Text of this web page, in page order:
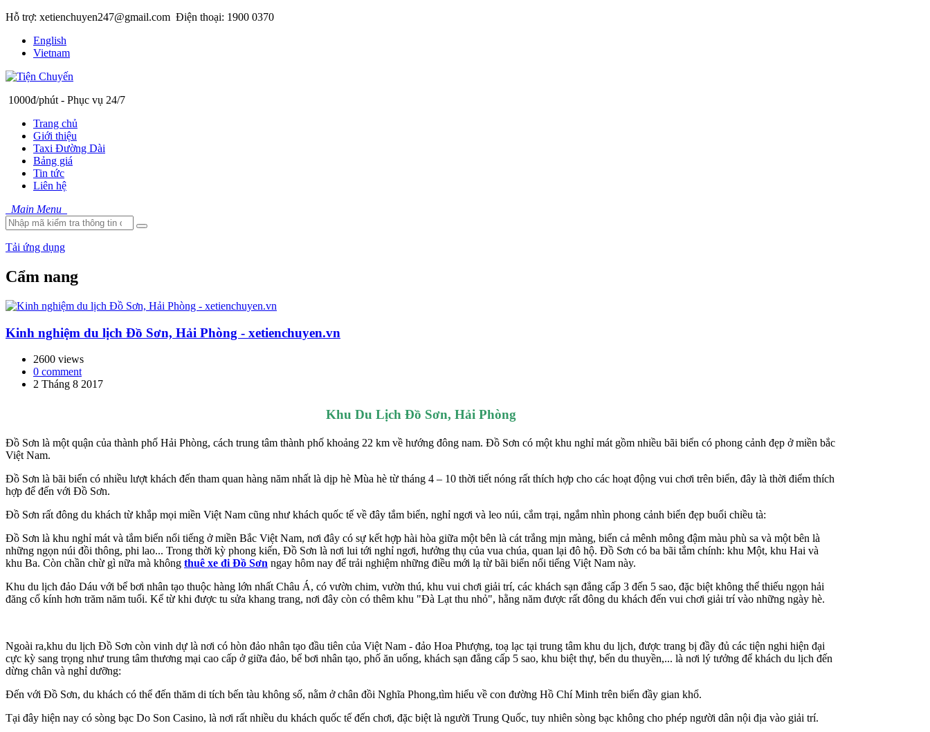
Hỗ trợ: xetienchuyen247@gmail.com Điện thoại: 1900 0370
English
Vietnam
1000đ/phút - Phục vụ 24/7
Trang chủ
Giới thiệu
Taxi Đường Dài
Bảng giá
Tin tức
Liên hệ
Main Menu
Tải ứng dụng
Cẩm nang
Kinh nghiệm du lịch Đồ Sơn, Hải Phòng - xetienchuyen.vn
2600 views
0 comment
2 Tháng 8 2017
Khu Du Lịch Đồ Sơn, Hải Phòng
Đồ Sơn là một quận của thành phố Hải Phòng, cách trung tâm thành phố khoảng 22 km về hướng đông nam. Đồ Sơn có một khu nghỉ mát gồm nhiều bãi biển có phong cảnh đẹp ở miền bắc
Việt Nam.
Đồ Sơn là bãi biển có nhiều lượt khách đến tham quan hàng năm nhất là dịp hè Mùa hè từ tháng 4 – 10 thời tiết nóng rất thích hợp cho các hoạt động vui chơi trên biển, đây là thời điểm thích
hợp để đến với Đồ Sơn.
Đồ Sơn rất đông du khách từ khắp mọi miền Việt Nam cũng như khách quốc tế về đây tắm biển, nghỉ ngơi và leo núi, cắm trại, ngắm nhìn phong cảnh biển đẹp buổi chiều tà:
Đồ Sơn là khu nghỉ mát và tắm biển nổi tiếng ở miền Bắc Việt Nam, nơi đây có sự kết hợp hài hòa giữa một bên là cát trắng mịn màng, biển cả mênh mông đậm màu phù sa và một bên là
những ngọn núi đồi thông, phi lao... Trong thời kỳ phong kiến, Đồ Sơn là nơi lui tới nghỉ ngơi, hưởng thụ của vua chúa, quan lại đô hộ. Đồ Sơn có ba bãi tắm chính: khu Một, khu Hai và
khu Ba. Còn chần chừ gì nữa mà không thuê xe đi Đồ Sơn ngay hôm nay để trải nghiệm những điều mới lạ từ bãi biển nổi tiếng Việt Nam này.
Khu du lịch đảo Dáu với bể bơi nhân tạo thuộc hàng lớn nhất Châu Á, có vườn chim, vườn thú, khu vui chơi giải trí, các khách sạn đẳng cấp 3 đến 5 sao, đặc biệt không thể thiếu ngọn hải
đăng cổ kính hơn trăm năm tuổi. Kể từ khi được tu sửa khang trang, nơi đây còn có thêm khu "Đà Lạt thu nhỏ", hằng năm được rất đông du khách đến vui chơi giải trí vào những ngày hè.
Ngoài ra,khu du lịch Đồ Sơn còn vinh dự là nơi có hòn đảo nhân tạo đầu tiên của Việt Nam - đảo Hoa Phượng, toạ lạc tại trung tâm khu du lịch, được trang bị đầy đủ các tiện nghi hiện đại
cực kỳ sang trọng như trung tâm thương mại cao cấp ở giữa đảo, bể bơi nhân tạo, phố ăn uống, khách sạn đẳng cấp 5 sao, khu biệt thự, bến du thuyền,... là nơi lý tưởng để khách du lịch đến
dừng chân và nghỉ dưỡng:
Đến với Đồ Sơn, du khách có thể đến thăm di tích bến tàu không số, nằm ở chân đồi Nghĩa Phong,tìm hiểu về con đường Hồ Chí Minh trên biển đầy gian khổ.
Tại đây hiện nay có sòng bạc Do Son Casino, là nơi rất nhiều du khách quốc tế đến chơi, đặc biệt là người Trung Quốc, tuy nhiên sòng bạc không cho phép người dân nội địa vào giải trí.